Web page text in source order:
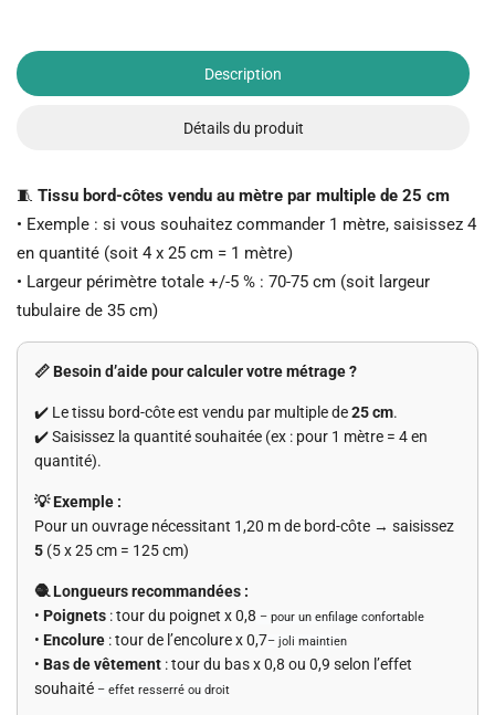
Description
Détails du produit
🧵 Tissu bord-côtes vendu au mètre par multiple de 25 cm
• Exemple : si vous souhaitez commander 1 mètre, saisissez 4
en quantité (soit 4 x 25 cm = 1 mètre)
• Largeur périmètre totale +/-5 % : 70-75 cm (soit largeur
tubulaire de 35 cm)
📏 Besoin d’aide pour calculer votre métrage ?
✔️ Le tissu bord-côte est vendu par multiple de25 cm.
✔️ Saisissez la quantité souhaitée (ex : pour 1 mètre = 4 en
quantité).
💡 Exemple :
Pour un ouvrage nécessitant 1,20 m de bord-côte → saisissez
5 (5 x 25 cm = 125 cm)
🧶 Longueurs recommandées :
• Poignets : tour du poignet x 0,8 – pour un enfilage confortable
• Encolure : tour de l’encolure x 0,7– joli maintien
• Bas de vêtement : tour du bas x 0,8 ou 0,9 selon l’effet
souhaité – effet resserré ou droit